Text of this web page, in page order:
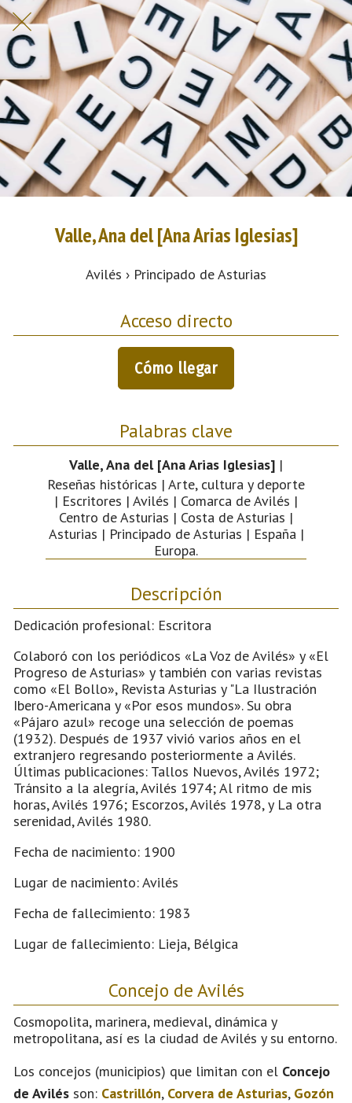
Valle, Ana del [Ana Arias Iglesias]
Avilés › Principado de Asturias
Acceso directo
Cómo llegar
Palabras clave
Valle, Ana del [Ana Arias Iglesias] |
Reseñas históricas | Arte, cultura y deporte
| Escritores | Avilés | Comarca de Avilés |
Centro de Asturias | Costa de Asturias |
Asturias | Principado de Asturias | España |
Europa.
Descripción
Dedicación profesional: Escritora
Colaboró con los periódicos «La Voz de Avilés» y «El
Progreso de Asturias» y también con varias revistas
como «El Bollo», Revista Asturias y "La Ilustración
Ibero-Americana y «Por esos mundos». Su obra
«Pájaro azul» recoge una selección de poemas
(1932). Después de 1937 vivió varios años en el
extranjero regresando posteriormente a Avilés.
Últimas publicaciones: Tallos Nuevos, Avilés 1972;
Tránsito a la alegría, Avilés 1974; Al ritmo de mis
horas, Avilés 1976; Escorzos, Avilés 1978, y La otra
serenidad, Avilés 1980.
Fecha de nacimiento: 1900
Lugar de nacimiento: Avilés
Fecha de fallecimiento: 1983
Lugar de fallecimiento: Lieja, Bélgica
Concejo de Avilés
Cosmopolita, marinera, medieval, dinámica y
metropolitana, así es la ciudad de Avilés y su entorno.
Los concejos (municipios) que limitan con el Concejo
de Avilés son: Castrillón, Corvera de Asturias, Gozón